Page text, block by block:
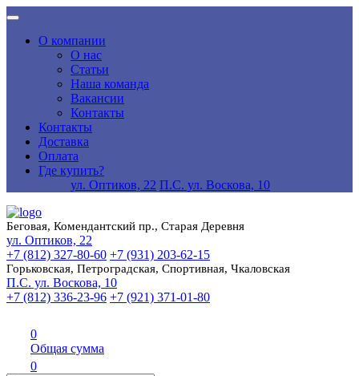
О компании
О нас
Статьи
Наша команда
Вакансии
Контакты
Контакты
Доставка
Оплата
Где купить?
ул. Оптиков, 22 П.С. ул. Воскова, 10
Беговая, Комендантский пр., Старая Деревня
ул. Оптиков, 22
+7 (812) 327-80-60 +7 (931) 203-62-15
Горьковская, Петроградская, Спортивная, Чкаловская
П.С. ул. Воскова, 10
+7 (812) 336-23-96 +7 (921) 371-01-80
0
Общая сумма
0